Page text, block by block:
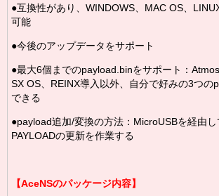
●互換性があり、WINDOWS、MAC OS、
可能
●今後のアップデータをサポート
●最大6個までのpayload.binをサポート：
SX OS、REINX導入以外、自分で好みの3つの
できる
●payload追加/変換の方法：MicroUSBを経由
PAYLOADの更新を作業する
【AceNSのパッケージ内容】